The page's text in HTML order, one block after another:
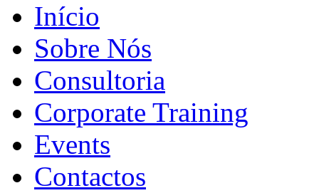
Início
Sobre Nós
Consultoria
Corporate Training
Events
Contactos